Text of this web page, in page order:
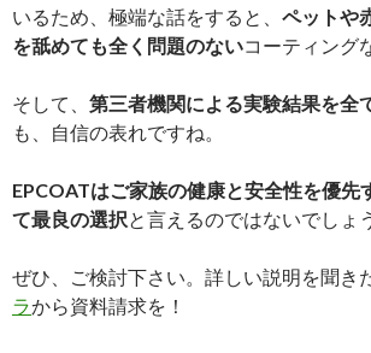
いるため、極端な話をすると、 ペットや
を舐めても全く問題のないコーティング
そして、 第三者機関による実験結果を全
も、自信の表れですね。
EPCOATはご家族の健康と安全性を優先
て最良の選択 と言えるのではないでしょ
ぜひ、ご検討下さい。詳しい説明を聞き
ラから資料請求を！